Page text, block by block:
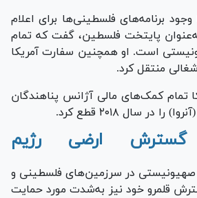
در سال ۲۰۱۷ با وجود برنامه‌های فلسطینی‌ها برای اعلام
پایتخت فلسطین، گفت که تمام
است. او همچنین سفارت آمریکا
منتقل کرد.
تمام کمک‌های مالی آژانس پناهندگان
در سال ۲۰۱۸ قطع کرد.
ارضی رژیم
در سرزمین‌های فلسطینی و
قلمرو خود نیز به‌شدت مورد حمایت